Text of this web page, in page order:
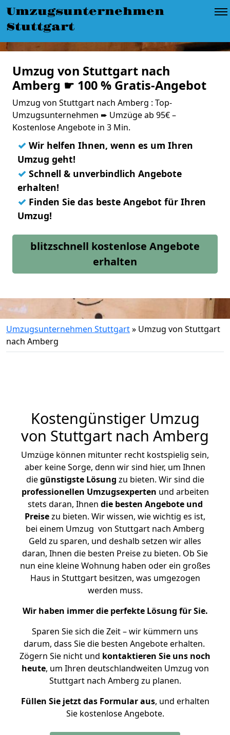
Umzugsunternehmen
Stuttgart
Umzug von Stuttgart nach
Amberg ☛ 100 % Gratis-Angebot
Umzug von Stuttgart nach Amberg : Top-
Umzugsunternehmen ➨ Umzüge ab 95€ –
Kostenlose Angebote in 3 Min.
✓ Wir helfen Ihnen, wenn es um Ihren
Umzug geht!
✓ Schnell & unverbindlich Angebote
erhalten!
✓ Finden Sie das beste Angebot für Ihren
Umzug!
blitzschnell kostenlose Angebote
erhalten
Umzugsunternehmen Stuttgart» Umzug von Stuttgart
nach Amberg
Kostengünstiger Umzug
von Stuttgart nach Amberg
Umzüge können mitunter recht kostspielig sein,
aber keine Sorge, denn wir sind hier, um Ihnen
diegünstigste Lösung zu bieten. Wir sind die
professionellen Umzugsexperten und arbeiten
stets daran, Ihnen die besten Angebote und
Preisezu bieten. Wir wissen, wie wichtig es ist,
bei einem Umzug von Stuttgart nach Amberg
Geld zu sparen, und deshalb setzen wir alles
daran, Ihnen die besten Preise zu bieten. Ob Sie
nun eine kleine Wohnung haben oder ein großes
Haus in Stuttgart besitzen, was umgezogen
werden muss.
Wir haben immer die perfekte Lösung für Sie.
Sparen Sie sich die Zeit – wir kümmern uns
darum, dass Sie die besten Angebote erhalten.
Zögern Sie nicht und kontaktieren Sie uns noch
heute, um Ihren deutschlandweiten Umzug von
Stuttgart nach Amberg zu planen.
Füllen Sie jetzt das Formular aus, und erhalten
Sie kostenlose Angebote.